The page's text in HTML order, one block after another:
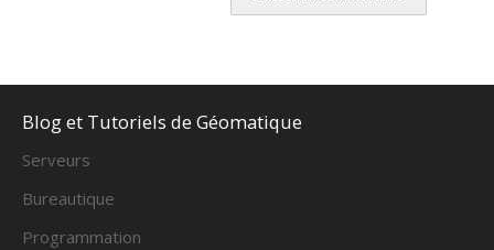
Blog et Tutoriels de Géomatique
Serveurs
Bureautique
Programmation